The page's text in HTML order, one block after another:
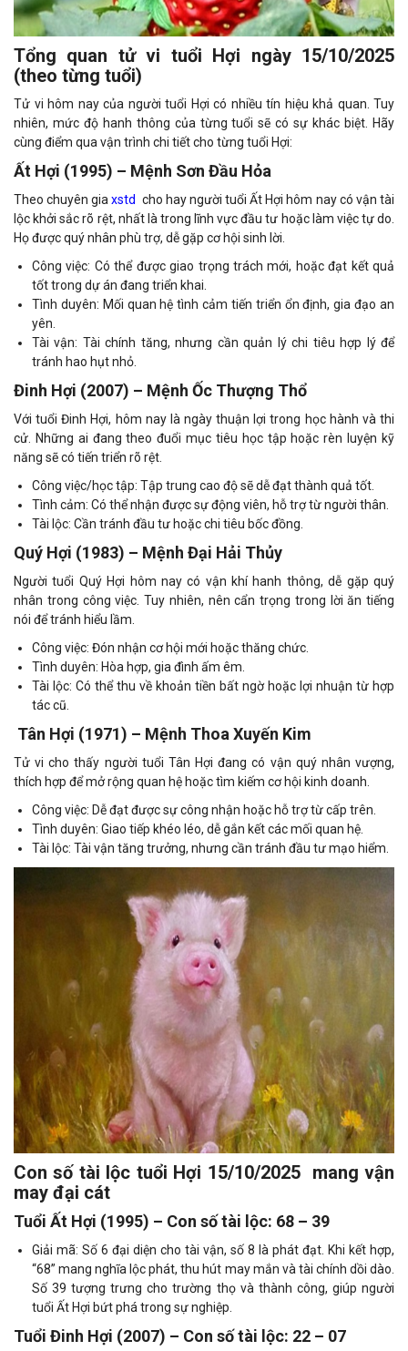
Tổng quan tử vi tuổi Hợi ngày 15/10/2025
(theo từng tuổi)
Tử vi hôm nay của người tuổi Hợi có nhiều tín hiệu khả quan. Tuy
nhiên, mức độ hanh thông của từng tuổi sẽ có sự khác biệt. Hãy
cùng điểm qua vận trình chi tiết cho từng tuổi Hợi:
Ất Hợi (1995) – Mệnh Sơn Đầu Hỏa
Theo chuyên giaxstd cho hay người tuổi Ất Hợi hôm nay có vận tài
lộc khởi sắc rõ rệt, nhất là trong lĩnh vực đầu tư hoặc làm việc tự do.
Họ được quý nhân phù trợ, dễ gặp cơ hội sinh lời.
Công việc: Có thể được giao trọng trách mới, hoặc đạt kết quả
tốt trong dự án đang triển khai.
Tình duyên: Mối quan hệ tình cảm tiến triển ổn định, gia đạo an
yên.
Tài vận: Tài chính tăng, nhưng cần quản lý chi tiêu hợp lý để
tránh hao hụt nhỏ.
Đinh Hợi (2007) – Mệnh Ốc Thượng Thổ
Với tuổi Đinh Hợi, hôm nay là ngày thuận lợi trong học hành và thi
cử. Những ai đang theo đuổi mục tiêu học tập hoặc rèn luyện kỹ
năng sẽ có tiến triển rõ rệt.
Công việc/học tập: Tập trung cao độ sẽ dễ đạt thành quả tốt.
Tình cảm: Có thể nhận được sự động viên, hỗ trợ từ người thân.
Tài lộc: Cần tránh đầu tư hoặc chi tiêu bốc đồng.
Quý Hợi (1983) – Mệnh Đại Hải Thủy
Người tuổi Quý Hợi hôm nay có vận khí hanh thông, dễ gặp quý
nhân trong công việc. Tuy nhiên, nên cẩn trọng trong lời ăn tiếng
nói để tránh hiểu lầm.
Công việc: Đón nhận cơ hội mới hoặc thăng chức.
Tình duyên: Hòa hợp, gia đình ấm êm.
Tài lộc: Có thể thu về khoản tiền bất ngờ hoặc lợi nhuận từ hợp
tác cũ.
Tân Hợi (1971) – Mệnh Thoa Xuyến Kim
Tử vi cho thấy người tuổi Tân Hợi đang có vận quý nhân vượng,
thích hợp để mở rộng quan hệ hoặc tìm kiếm cơ hội kinh doanh.
Công việc: Dễ đạt được sự công nhận hoặc hỗ trợ từ cấp trên.
Tình duyên: Giao tiếp khéo léo, dễ gắn kết các mối quan hệ.
Tài lộc: Tài vận tăng trưởng, nhưng cần tránh đầu tư mạo hiểm.
Con số tài lộc tuổi Hợi 15/10/2025 mang vận
may đại cát
Tuổi Ất Hợi (1995) – Con số tài lộc: 68 – 39
Giải mã: Số 6 đại diện cho tài vận, số 8 là phát đạt. Khi kết hợp,
“68” mang nghĩa lộc phát, thu hút may mắn và tài chính dồi dào.
Số 39 tượng trưng cho trường thọ và thành công, giúp người
tuổi Ất Hợi bứt phá trong sự nghiệp.
Tuổi Đinh Hợi (2007) – Con số tài lộc: 22 – 07